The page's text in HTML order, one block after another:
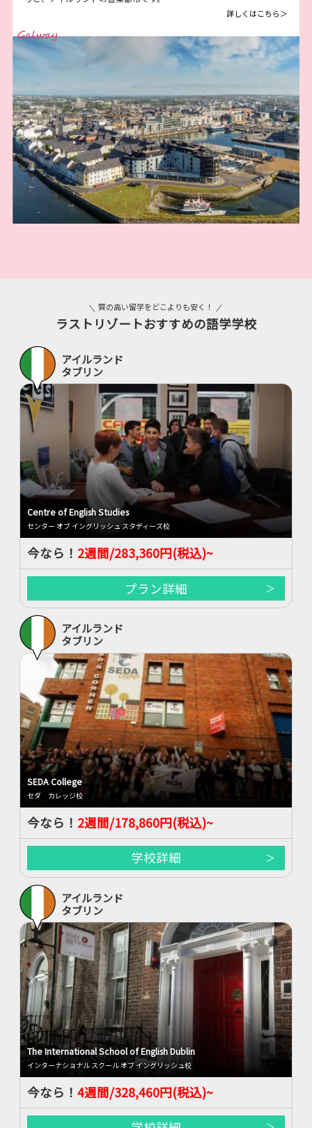
詳しくはこちら＞
\ 質の高い留学をどこよりも安く！ /
ラストリゾートおすすめの語学学校
アイルランド
タブリン
Centre of English Studies
センター オブ イングリッシュ スタディーズ校
今なら！ 2週間/283,360円(税込)~
プラン詳細
アイルランド
タブリン
SEDA College
セダ カレッジ校
今なら！ 2週間/178,860円(税込)~
学校詳細
アイルランド
タブリン
The International School of English Dublin
インターナショナル スクール オブ イングリッシュ校
今なら！4週間/328,460円(税込)~